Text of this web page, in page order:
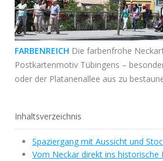
FARBENREICH Die farbenfrohe
Postkartenmotiv Tübingens –
oder der Platanenallee aus zu
Inhaltsverzeichnis
Spaziergang mit Aussicht und
Vom Neckar direkt ins historische